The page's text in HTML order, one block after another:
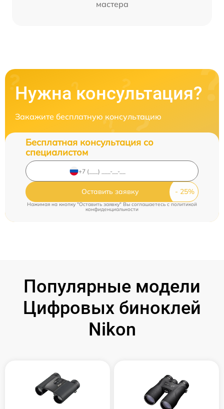
мастера
Нужна консультация?
Закажите бесплатную консультацию
Бесплатная консультация со
специалистом
Оставить заявку
Нажимая на кнопку "Оставить заявку" Вы соглашаетесь c политикой
конфиденциальности
Популярные модели
Цифровых биноклей
Nikon